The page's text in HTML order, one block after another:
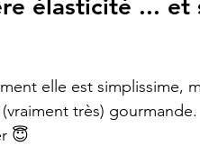
élasticité ... et
elle est simplissime,
très) gourmande.
😇